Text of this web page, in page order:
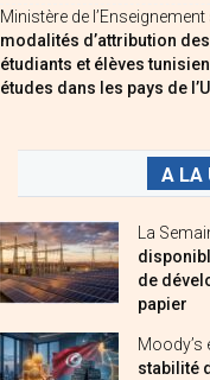
Ministère de
modalités d’attribution
étudiants et élèves
études dans les pays de
A LA
La
de
papier
Moody’s
stabilité